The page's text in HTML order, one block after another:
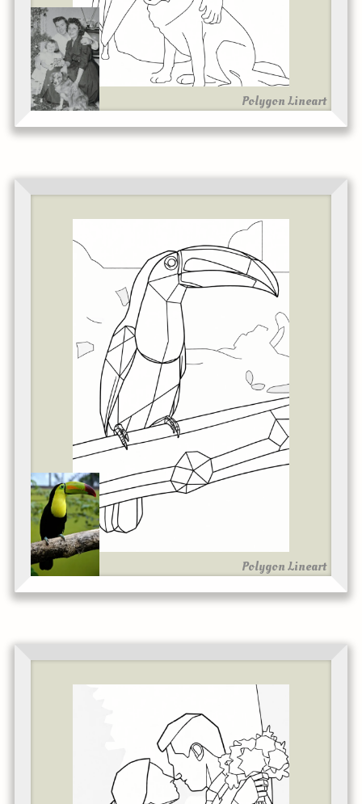
Polygon Lineart
Polygon Lineart